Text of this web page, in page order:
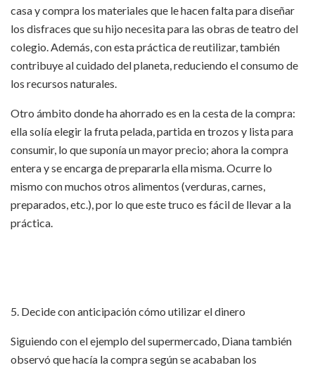
casa y compra los materiales que le hacen falta para diseñar
los disfraces que su hijo necesita para las obras de teatro del
colegio. Además, con esta práctica de reutilizar, también
contribuye al cuidado del planeta, reduciendo el consumo de
los recursos naturales.
Otro ámbito donde ha ahorrado es en la cesta de la compra:
ella solía elegir la fruta pelada, partida en trozos y lista para
consumir, lo que suponía un mayor precio; ahora la compra
entera y se encarga de prepararla ella misma. Ocurre lo
mismo con muchos otros alimentos (verduras, carnes,
preparados, etc.), por lo que este truco es fácil de llevar a la
práctica.
5. Decide con anticipación cómo utilizar el dinero
Siguiendo con el ejemplo del supermercado, Diana también
observó que hacía la compra según se acababan los